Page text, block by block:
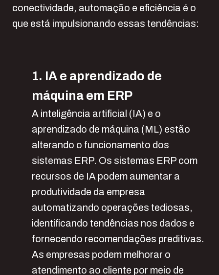
conectividade, automação e eficiência é o
que está impulsionando essas tendências:
1. IA e aprendizado de
máquina em ERP
A inteligência artificial (IA) e o
aprendizado de máquina (ML) estão
alterando o funcionamento dos
sistemas ERP. Os sistemas ERP com
recursos de IA podem aumentar a
produtividade da empresa
automatizando operações tediosas,
identificando tendências nos dados e
fornecendo recomendações preditivas.
As empresas podem melhorar o
atendimento ao cliente por meio de